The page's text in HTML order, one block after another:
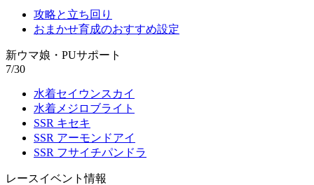
攻略と立ち回り
おまかせ育成のおすすめ設定
新ウマ娘・PUサポート
7/30
水着セイウンスカイ
水着メジロブライト
SSR キセキ
SSR アーモンドアイ
SSR フサイチパンドラ
レースイベント情報